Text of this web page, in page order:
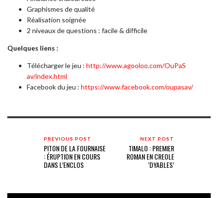
Graphismes de qualité
Réalisation soignée
2 niveaux de questions : facile & difficile
Quelques liens :
Télécharger le jeu : http://www.agooloo.com/OuPaS
av/index.html
Facebook du jeu : https://www.facebook.com/oupasav/
PREVIOUS POST
PITON DE LA FOURNAISE
: ÉRUPTION EN COURS
DANS L’ENCLOS
NEXT POST
TIMALO : PREMIER
ROMAN EN CREOLE
‘DYABLES’